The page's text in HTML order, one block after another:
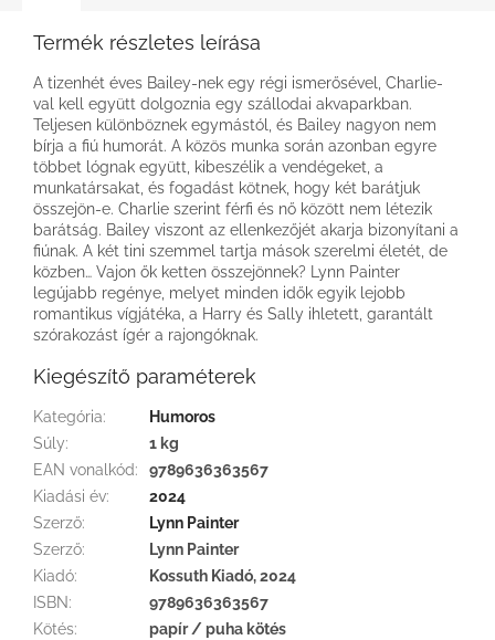
Termék részletes leírása
A tizenhét éves Bailey-nek egy régi ismerősével, Charlie-
val kell együtt dolgoznia egy szállodai akvaparkban.
Teljesen különböznek egymástól, és Bailey nagyon nem
bírja a fiú humorát. A közös munka során azonban egyre
többet lógnak együtt, kibeszélik a vendégeket, a
munkatársakat, és fogadást kötnek, hogy két barátjuk
összejön-e. Charlie szerint férfi és nő között nem létezik
barátság. Bailey viszont az ellenkezőjét akarja bizonyítani a
fiúnak. A két tini szemmel tartja mások szerelmi életét, de
közben… Vajon ők ketten összejönnek? Lynn Painter
legújabb regénye, melyet minden idők egyik lejobb
romantikus vígjátéka, a Harry és Sally ihletett, garantált
szórakozást ígér a rajongóknak.
Kiegészítő paraméterek
Kategória:
Humoros
Súly:
1 kg
EAN vonalkód:
9789636363567
Kiadási év:
2024
Szerző:
Lynn Painter
Szerző:
Lynn Painter
Kiadó:
Kossuth Kiadó, 2024
ISBN:
9789636363567
Kötés:
papír / puha kötés